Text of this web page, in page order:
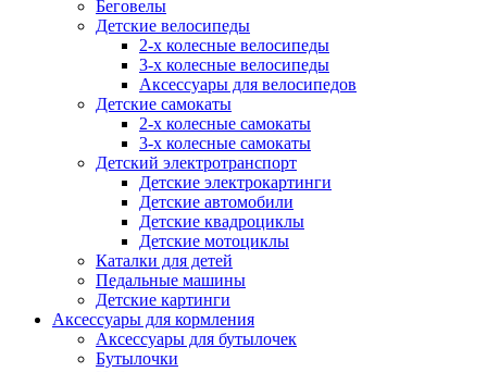
Беговелы
Детские велосипеды
2-х колесные велосипеды
3-х колесные велосипеды
Аксессуары для велосипедов
Детские самокаты
2-х колесные самокаты
3-х колесные самокаты
Детский электротранспорт
Детские электрокартинги
Детские автомобили
Детские квадроциклы
Детские мотоциклы
Каталки для детей
Педальные машины
Детские картинги
Аксессуары для кормления
Аксессуары для бутылочек
Бутылочки